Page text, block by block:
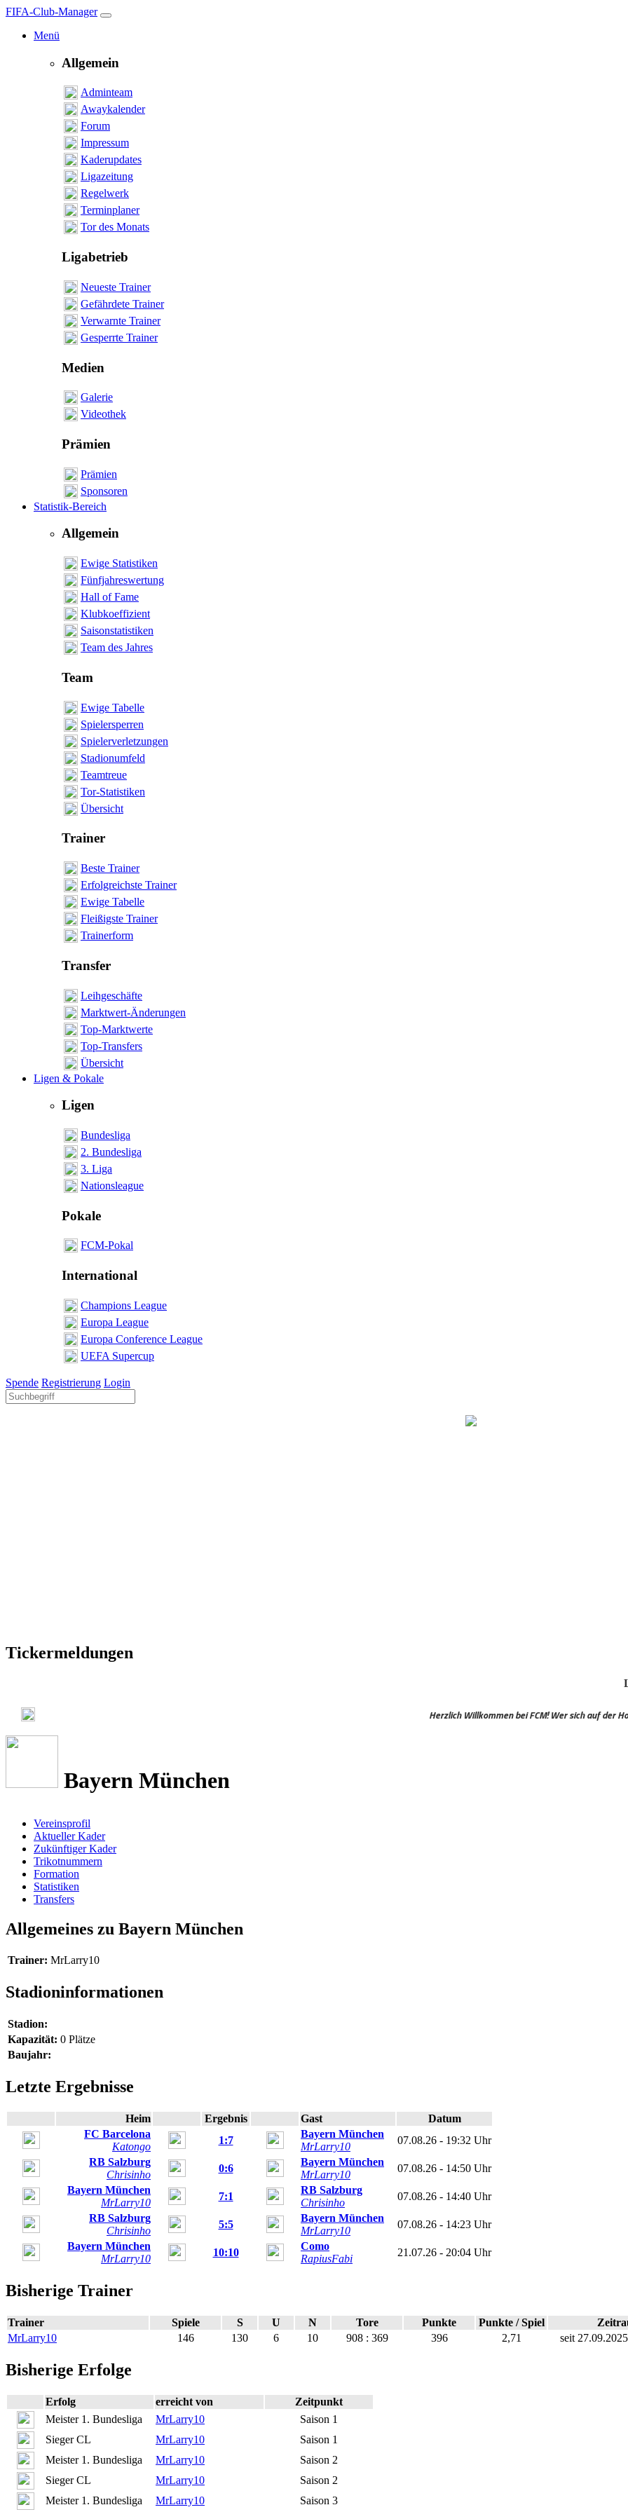
FIFA-Club-Manager
Menü
Allgemein
Adminteam
Awaykalender
Forum
Impressum
Kaderupdates
Ligazeitung
Regelwerk
Terminplaner
Tor des Monats
Ligabetrieb
Neueste Trainer
Gefährdete Trainer
Verwarnte Trainer
Gesperrte Trainer
Medien
Galerie
Videothek
Prämien
Prämien
Sponsoren
Statistik-Bereich
Allgemein
Ewige Statistiken
Fünfjahreswertung
Hall of Fame
Klubkoeffizient
Saisonstatistiken
Team des Jahres
Team
Ewige Tabelle
Spielersperren
Spielerverletzungen
Stadionumfeld
Teamtreue
Tor-Statistiken
Übersicht
Trainer
Beste Trainer
Erfolgreichste Trainer
Ewige Tabelle
Fleißigste Trainer
Trainerform
Transfer
Leihgeschäfte
Marktwert-Änderungen
Top-Marktwerte
Top-Transfers
Übersicht
Ligen & Pokale
Ligen
Bundesliga
2. Bundesliga
3. Liga
Nationsleague
Pokale
FCM-Pokal
International
Champions League
Europa League
Europa Conference League
UEFA Supercup
Spende Registrierung Login
Tickermeldungen
Letzte
Herzlich Willkommen bei FCM! Wer sich auf der Homepage
Bayern München
Vereinsprofil
Aktueller Kader
Zukünftiger Kader
Trikotnummern
Formation
Statistiken
Transfers
Allgemeines zu Bayern München
Trainer: MrLarry10
Stadioninformationen
Stadion:
Kapazität: 0 Plätze
Baujahr:
Letzte Ergebnisse
Heim Ergebnis Gast
Datum
FC Barcelona
Katongo
1:7
Bayern München
MrLarry10
07.08.26 - 19:32 Uhr
RB Salzburg
Chrisinho
0:6
Bayern München
MrLarry10
07.08.26 - 14:50 Uhr
Bayern München
MrLarry10
7:1
RB Salzburg
Chrisinho
07.08.26 - 14:40 Uhr
RB Salzburg
Chrisinho
5:5
Bayern München
MrLarry10
07.08.26 - 14:23 Uhr
Bayern München
MrLarry10
10:10
Como
RapiusFabi
21.07.26 - 20:04 Uhr
Bisherige Trainer
Trainer Spiele S U N Tore Punkte Punkte / Spiel
MrLarry10
146 130 6 10 908 : 369 396 2,71 seit
Bisherige Erfolge
Erfolg erreicht von
Zeitpunkt
Meister 1. Bundesliga
MrLarry10
Saison 1
Sieger CL
MrLarry10
Saison 1
Meister 1. Bundesliga
MrLarry10
Saison 2
Sieger CL
MrLarry10
Saison 2
Meister 1. Bundesliga
MrLarry10 Saison 3